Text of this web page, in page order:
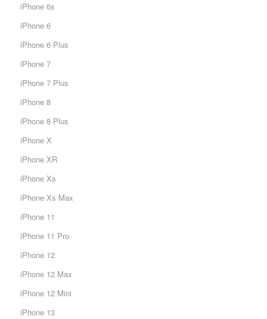
iPhone 6s
iPhone 6
iPhone 6 Plus
iPhone 7
iPhone 7 Plus
iPhone 8
iPhone 8 Plus
iPhone X
iPhone XR
iPhone Xs
iPhone Xs Max
iPhone 11
iPhone 11 Pro
iPhone 12
iPhone 12 Max
iPhone 12 Mini
iPhone 13